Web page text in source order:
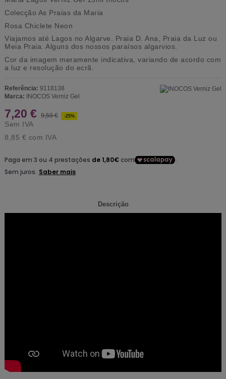
Colecção As Praias da Maria
Rosa Chiclete Neon
Viajamos até Lagos no Algarve. Praia D. Ana, Praia da Luz ou
Meia Praia. Alguns dos nossos paraísos algarvios.
Cor da imagem meramente indicativa, variando de acordo com
a luz e resolução do ecrã.
Referência: 9118138
Marca: INOCOS Verniz Gel
7,20 € 9,59 € -25%
Sem IVA
8,85 € com IVA
Descrição